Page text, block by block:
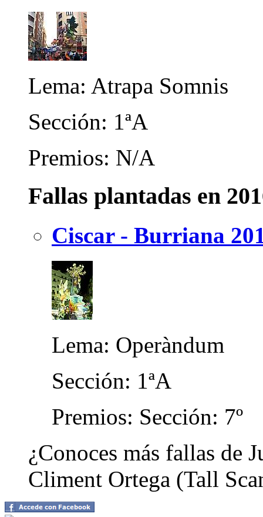
Lema: Atrapa Somnis
Sección: 1ªA
Premios: N/A
Fallas plantadas en
Ciscar - Burriana
Lema: Operàndum
Sección: 1ªA
Premios: Sección: 7º
¿Conoces más fallas de
Climent Ortega (Tall